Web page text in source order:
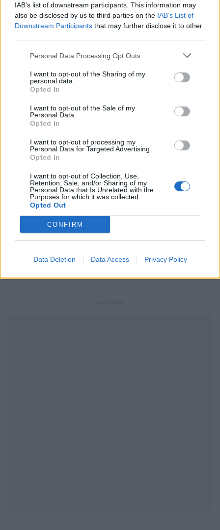
IAB’s list of downstream participants. This information may
also be disclosed by us to third parties on the IAB’s List of
Downstream Participants that may further disclose it to other
Personal Data Processing Opt Outs
I want to opt-out of the Sharing of my
personal data.
Opted In
I want to opt-out of the Sale of my
Personal Data.
Opted In
I want to opt-out of processing my
Personal Data for Targeted Advertising.
Opted In
I want to opt-out of Collection, Use,
Retention, Sale, and/or Sharing of my
Personal Data that Is Unrelated with the
Purposes for which it was collected.
Opted Out
CONFIRM
Data Deletion Data Access Privacy Policy
Ακολουθήστε το Pink.gr στοGoogle News
μάθετε πρώτοι
Ακολουθήστε το Pink.gr και στο